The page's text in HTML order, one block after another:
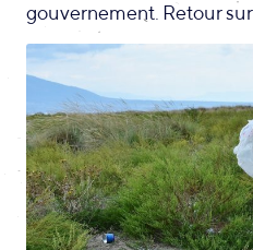
gouvernement. Retour sur